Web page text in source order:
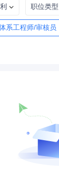
职位类型
系工程师/审核员